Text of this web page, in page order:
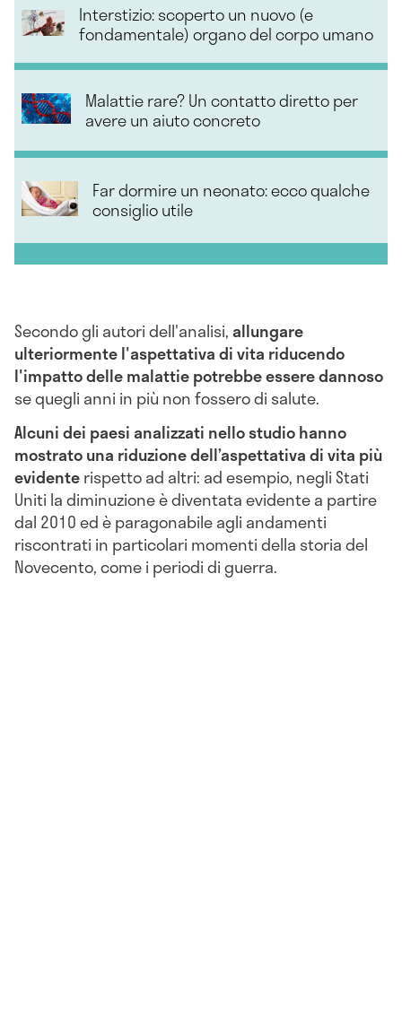
Interstizio: scoperto un nuovo (e
fondamentale) organo del corpo umano
Malattie rare? Un contatto diretto per
avere un aiuto concreto
Far dormire un neonato: ecco qualche
consiglio utile
Secondo gli autori dell'analisi,allungare
ulteriormente l'aspettativa di vita riducendo
l'impatto delle malattie potrebbe essere dannoso
se quegli anni in più non fossero di salute.
Alcuni dei paesi analizzati nello studio hanno
mostrato una riduzione dell’aspettativa di vita più
evidenterispetto ad altri: ad esempio, negli Stati
Uniti la diminuzione è diventata evidente a partire
dal 2010 ed è paragonabile agli andamenti
riscontrati in particolari momenti della storia del
Novecento, come i periodi di guerra.